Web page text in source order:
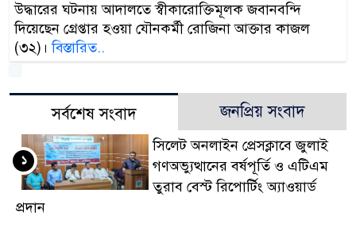
উদ্ধারের ঘটনায় আদালতে স্বীকারোক্তিমূলক জবানবন্দি
দিয়েছেন গ্রেপ্তার হওয়া যৌনকর্মী রোজিনা আক্তার কাজল
(৩২)।বিস্তারিত..
সর্বশেষ সংবাদ জনপ্রিয় সংবাদ
সিলেট অনলাইন প্রেসক্লাবে জুলাই
গণঅভ্যুত্থানের বর্ষপূর্তি ও এটিএম
তুরাব বেস্ট রিপোর্টিং অ্যাওয়ার্ড
প্রদান
১